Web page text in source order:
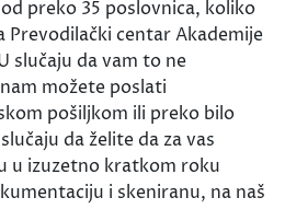
preko 35 poslovnica, koliko
centar Akademije
slučaju da vam to ne
možete poslati
pošiljkom ili preko bilo
da želite da za vas
u izuzetno kratkom roku
i skeniranu, na naš